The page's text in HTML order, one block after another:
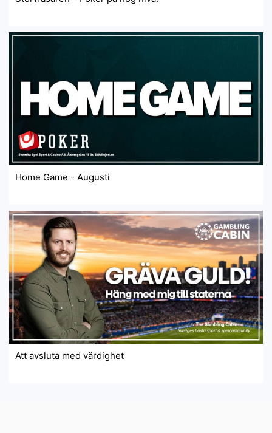
Home Game - Augusti
Att avsluta med värdighet